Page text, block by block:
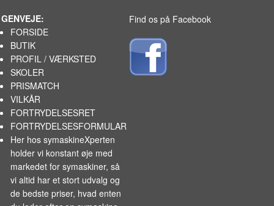
GENVEJE:
FORSIDE
BUTIK
PROFIL / VÆRKSTED
SKOLER
PRISMATCH
VILKÅR
FORTRYDELSESRET
FORTRYDELSESFORMULAR
Her hos symaskineXperten
holder vi konstant øje med
markedet forsymaskiner, så
vi altid har et stort udvalg og
de bedste priser, hvad enten
Find os på Facebook